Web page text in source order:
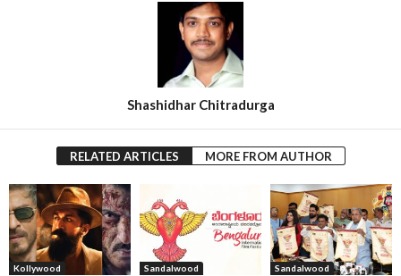
Shashidhar Chitradurga
RELATED ARTICLES MORE FROM AUTHOR
Kollywood Sandalwood Sandalwood